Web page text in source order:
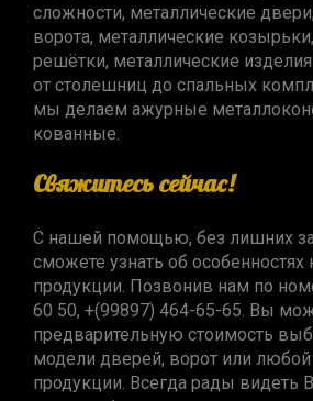
сложности, металлические
ворота, металлические
решётки, металлические
от столешниц до спальных
мы делаем ажурные
кованные.
Свяжитесь сейчас!
С нашей помощью, без лишних
сможете узнать об особенностях
продукции. Позвонив нам по
60 50, +(99897) 464-65-65. Вы
предварительную стоимость
модели дверей, ворот или любой
продукции. Всегда рады видеть